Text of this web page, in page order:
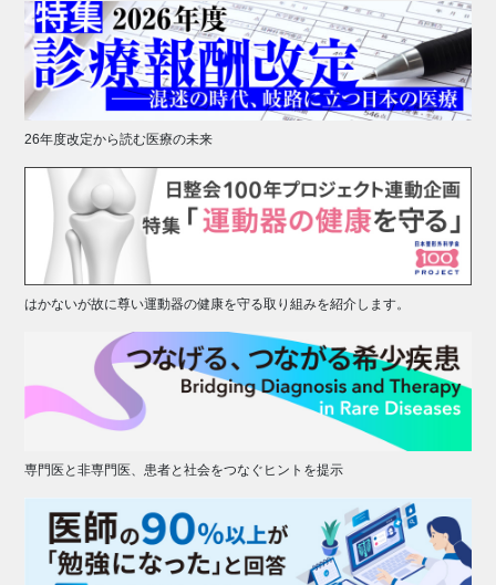
26年度改定から読む医療の未来
はかないが故に尊い運動器の健康を守る取り組みを紹介します。
専門医と非専門医、患者と社会をつなぐヒントを提示